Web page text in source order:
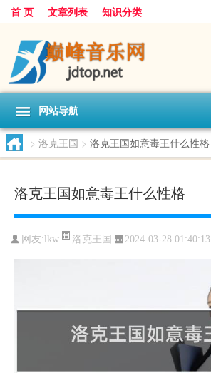
首 页 文章列表 知识分类
网站导航
> 洛克王国 > 洛克王国如意毒王什么性格
洛克王国如意毒王什么性格
网友:lkw 洛克王国 2024-03-28 01:40:13